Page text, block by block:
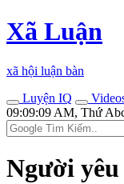
Xã Luận
xã hội luận bàn
Luyện IQ
09:09:09 AM, Thứ
Người